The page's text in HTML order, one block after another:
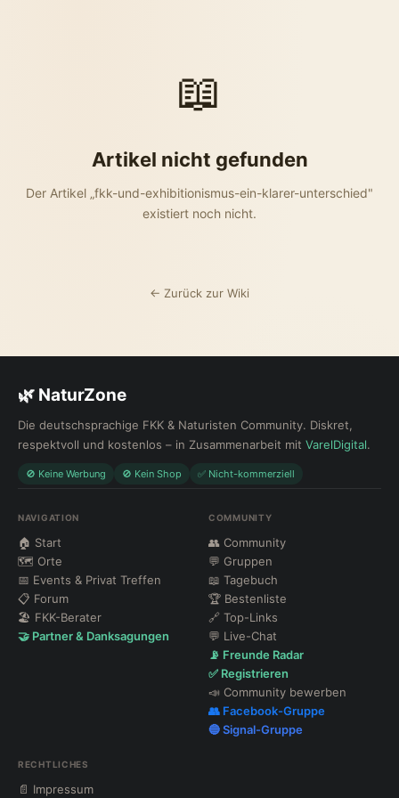
📖
Artikel nicht gefunden
Der Artikel „fkk-und-exhibitionismus-ein-klarer-unterschied"
existiert noch nicht.
← Zurück zur Wiki
🌿 NaturZone
Die deutschsprachige FKK & Naturisten Community. Diskret,
respektvoll und kostenlos – in Zusammenarbeit mit VarelDigital.
🚫 Keine Werbung 🚫 Kein Shop ✅ Nicht-kommerziell
NAVIGATION
🏠 Start
🗺 Orte
📅 Events & Privat Treffen
📋 Forum
🏖 FKK-Berater
🤝 Partner & Danksagungen
COMMUNITY
👥 Community
💬 Gruppen
📖 Tagebuch
🏆 Bestenliste
🔗 Top-Links
💬 Live-Chat
📡 Freunde Radar
✅ Registrieren
📣 Community bewerben
👥 Facebook-Gruppe
🔵 Signal-Gruppe
RECHTLICHES
📄 Impressum